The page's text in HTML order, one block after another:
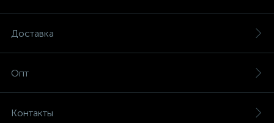
Доставка
Опт
Контакты